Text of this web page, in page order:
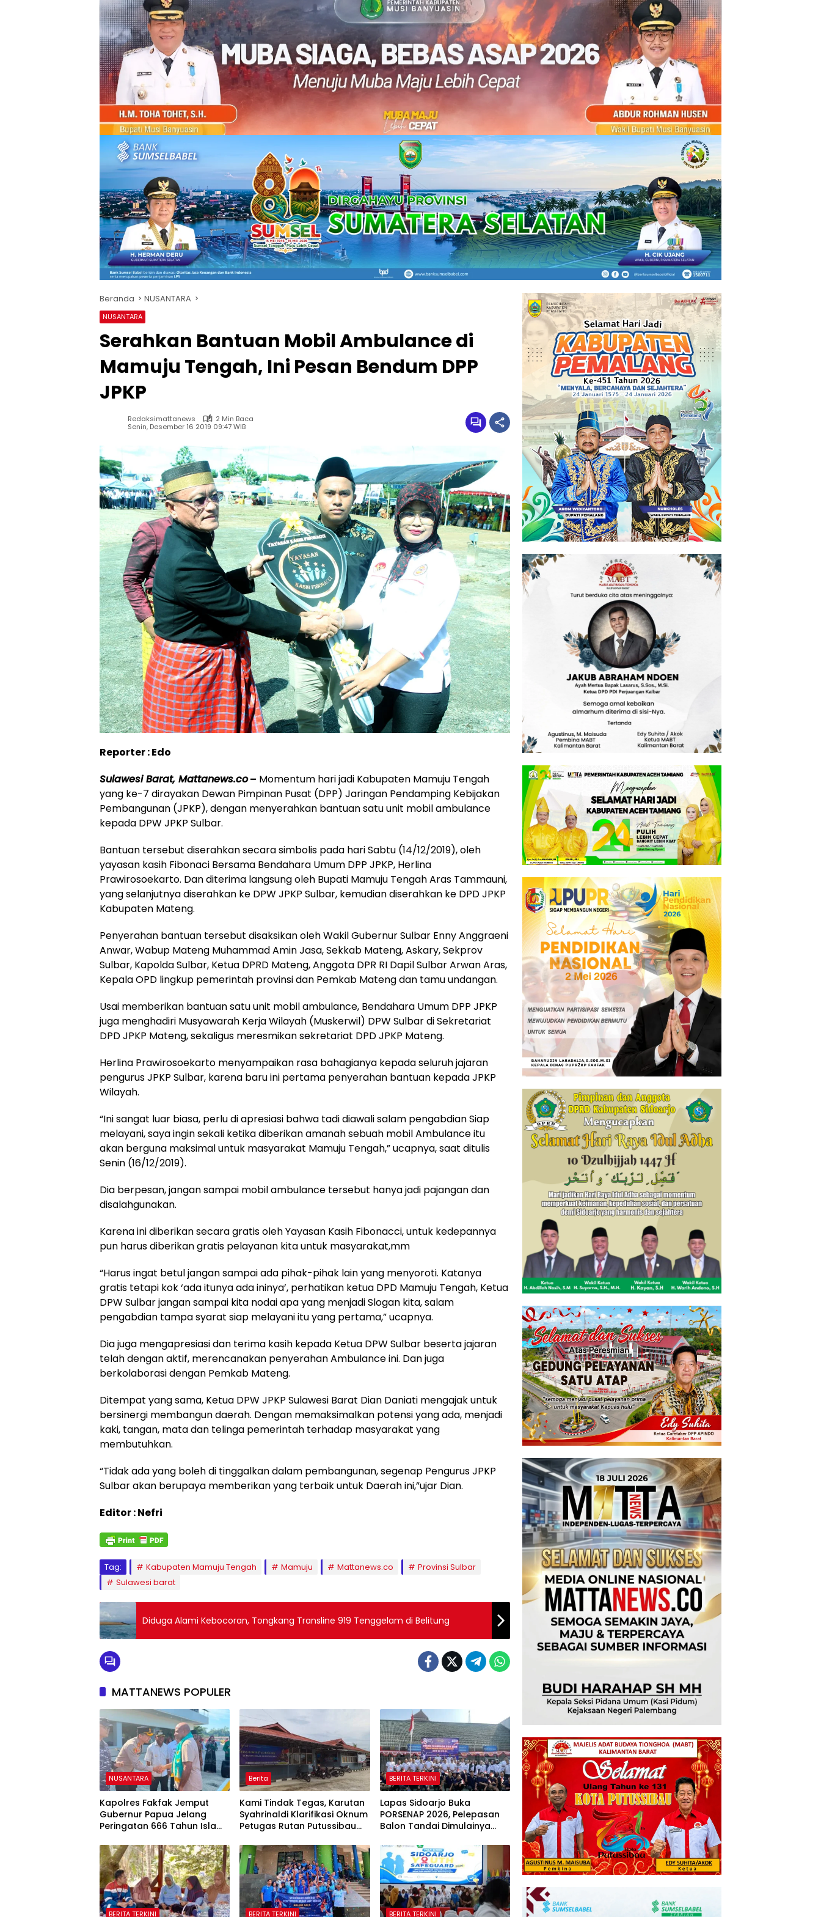
Beranda NUSANTARA
NUSANTARA
Serahkan Bantuan Mobil Ambulance di
Mamuju Tengah, Ini Pesan Bendum DPP
JPKP
Redaksimattanews
2 Min Baca
Senin, Desember 16 2019 09:47 WIB
Reporter : Edo
Sulawesi Barat, Mattanews.co– Momentum hari jadi Kabupaten Mamuju Tengah
yang ke-7 dirayakan Dewan Pimpinan Pusat (DPP) Jaringan Pendamping Kebijakan
Pembangunan (JPKP), dengan menyerahkan bantuan satu unit mobil ambulance
kepada DPW JPKP Sulbar.
Bantuan tersebut diserahkan secara simbolis pada hari Sabtu (14/12/2019), oleh
yayasan kasih Fibonaci Bersama Bendahara Umum DPP JPKP, Herlina
Prawirosoekarto. Dan diterima langsung oleh Bupati Mamuju Tengah Aras Tammauni,
yang selanjutnya diserahkan ke DPW JPKP Sulbar, kemudian diserahkan ke DPD JPKP
Kabupaten Mateng.
Penyerahan bantuan tersebut disaksikan oleh Wakil Gubernur Sulbar Enny Anggraeni
Anwar, Wabup Mateng Muhammad Amin Jasa, Sekkab Mateng, Askary, Sekprov
Sulbar, Kapolda Sulbar, Ketua DPRD Mateng, Anggota DPR RI Dapil Sulbar Arwan Aras,
Kepala OPD lingkup pemerintah provinsi dan Pemkab Mateng dan tamu undangan.
Usai memberikan bantuan satu unit mobil ambulance, Bendahara Umum DPP JPKP
juga menghadiri Musyawarah Kerja Wilayah (Muskerwil) DPW Sulbar di Sekretariat
DPD JPKP Mateng, sekaligus meresmikan sekretariat DPD JPKP Mateng.
Herlina Prawirosoekarto menyampaikan rasa bahagianya kepada seluruh jajaran
pengurus JPKP Sulbar, karena baru ini pertama penyerahan bantuan kepada JPKP
Wilayah.
“Ini sangat luar biasa, perlu di apresiasi bahwa tadi diawali salam pengabdian Siap
melayani, saya ingin sekali ketika diberikan amanah sebuah mobil Ambulance itu
akan berguna maksimal untuk masyarakat Mamuju Tengah,” ucapnya, saat ditulis
Senin (16/12/2019).
Dia berpesan, jangan sampai mobil ambulance tersebut hanya jadi pajangan dan
disalahgunakan.
Karena ini diberikan secara gratis oleh Yayasan Kasih Fibonacci, untuk kedepannya
pun harus diberikan gratis pelayanan kita untuk masyarakat,mm
“Harus ingat betul jangan sampai ada pihak-pihak lain yang menyoroti. Katanya
gratis tetapi kok ‘ada itunya ada ininya’, perhatikan ketua DPD Mamuju Tengah, Ketua
DPW Sulbar jangan sampai kita nodai apa yang menjadi Slogan kita, salam
pengabdian tampa syarat siap melayani itu yang pertama,” ucapnya.
Dia juga mengapresiasi dan terima kasih kepada Ketua DPW Sulbar beserta jajaran
telah dengan aktif, merencanakan penyerahan Ambulance ini. Dan juga
berkolaborasi dengan Pemkab Mateng.
Ditempat yang sama, Ketua DPW JPKP Sulawesi Barat Dian Daniati mengajak untuk
bersinergi membangun daerah. Dengan memaksimalkan potensi yang ada, menjadi
kaki, tangan, mata dan telinga pemerintah terhadap masyarakat yang
membutuhkan.
“Tidak ada yang boleh di tinggalkan dalam pembangunan, segenap Pengurus JPKP
Sulbar akan berupaya memberikan yang terbaik untuk Daerah ini,”ujar Dian.
Editor : Nefri
Tag: Kabupaten Mamuju Tengah Mamuju Mattanews.co
Provinsi Sulbar
Sulawesi barat
Diduga Alami Kebocoran, Tongkang Transline 919 Tenggelam di Belitung
MATTANEWS POPULER
NUSANTARA
Kapolres Fakfak Jemput
Gubernur Papua Jelang
Peringatan 666 Tahun Islam
Berita
Kami Tindak Tegas, Karutan
Syahrinaldi Klarifikasi Oknum
Petugas Rutan Putussibau
Kasus Pasien BPJS
BERITA TERKINI
Lapas Sidoarjo Buka
PORSENAP 2026, Pelepasan
Balon Tandai Dimulainya
Warga Binaan
BERITA TERKINI BERITA TERKINI BERITA TERKINI